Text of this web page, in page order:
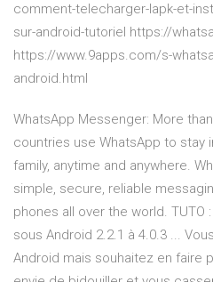
comment-telecharger-lapk-et-
sur-android-tutoriel https://
https://www.9apps.com/s-
android.html
WhatsApp Messenger: More
countries use WhatsApp to stay
family, anytime and anywhere.
simple, secure, reliable
phones all over the world.
sous Android 2.2.1 à 4.0.3 ...
Android mais souhaitez en faire